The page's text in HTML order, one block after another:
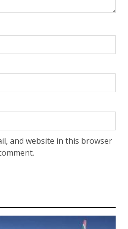
and website in this browser